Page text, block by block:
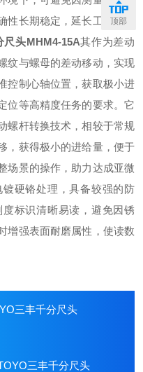
长期稳定，延长工具的有
尺头MHM4-15A其作为差动
纹与螺母的差动移动，实现
控制心轴位置，获取极小进
等高精度任务的要求。 它
螺杆转换技术，相较于常规
，获得极小的进给量，便于
场景的操作，助力达成亚微
镀硬铬处理，具备较强的防
标识清晰易读，避免因锈
增强表面耐磨属性，使读数
三丰千分尺头
三丰千分尺头
顶部